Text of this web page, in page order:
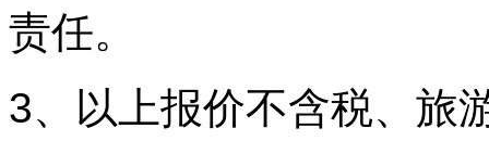
责任。
3、以上报价不含税、旅